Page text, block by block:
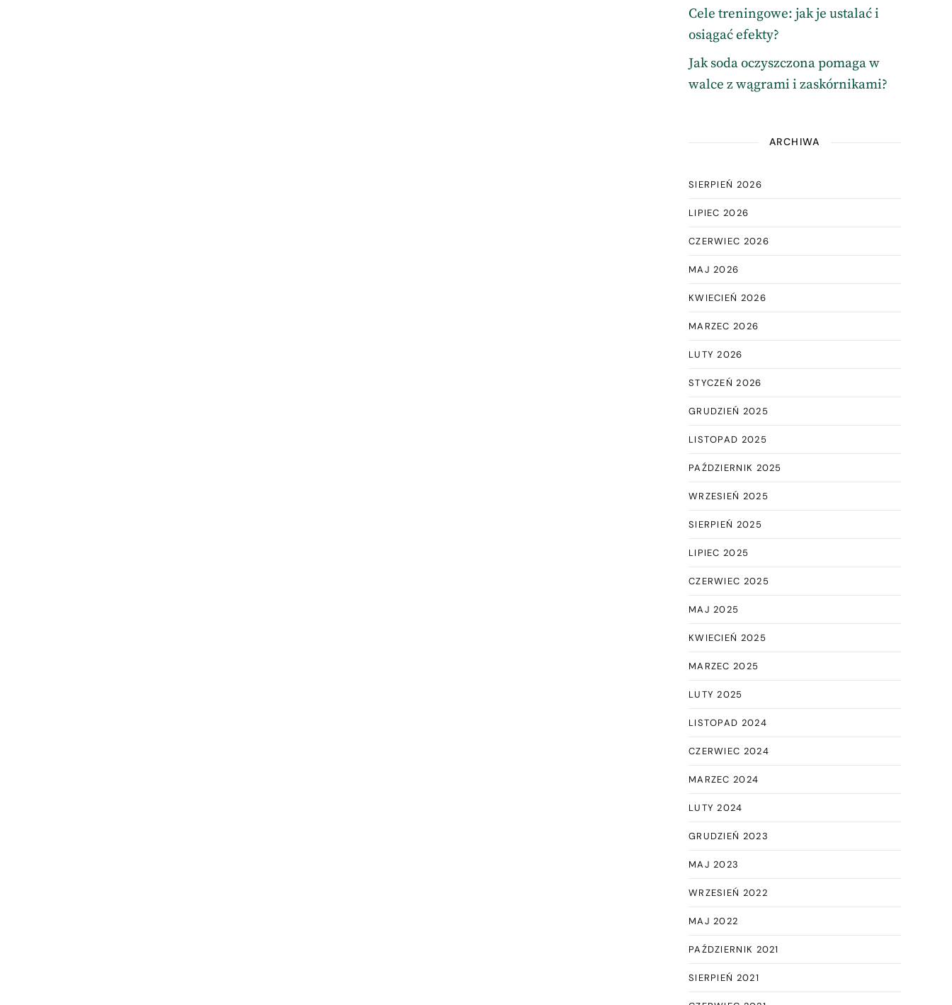
Cele treningowe: jak je ustalać i
osiągać efekty?
Jak soda oczyszczona pomaga w
walce z wągrami i zaskórnikami?
ARCHIWA
SIERPIEŃ 2026
LIPIEC 2026
CZERWIEC 2026
MAJ 2026
KWIECIEŃ 2026
MARZEC 2026
LUTY 2026
STYCZEŃ 2026
GRUDZIEŃ 2025
LISTOPAD 2025
PAŹDZIERNIK 2025
WRZESIEŃ 2025
SIERPIEŃ 2025
LIPIEC 2025
CZERWIEC 2025
MAJ 2025
KWIECIEŃ 2025
MARZEC 2025
LUTY 2025
LISTOPAD 2024
CZERWIEC 2024
MARZEC 2024
LUTY 2024
GRUDZIEŃ 2023
MAJ 2023
WRZESIEŃ 2022
MAJ 2022
PAŹDZIERNIK 2021
SIERPIEŃ 2021